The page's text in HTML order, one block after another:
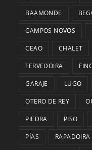
BAAMONDE
CAMPOS NOVOS
CEAO CHALET
FERVEDOIRA
GARAJE LUGO
OTERO DE REY
PIEDRA PISO
PÍAS RAPADOIRA